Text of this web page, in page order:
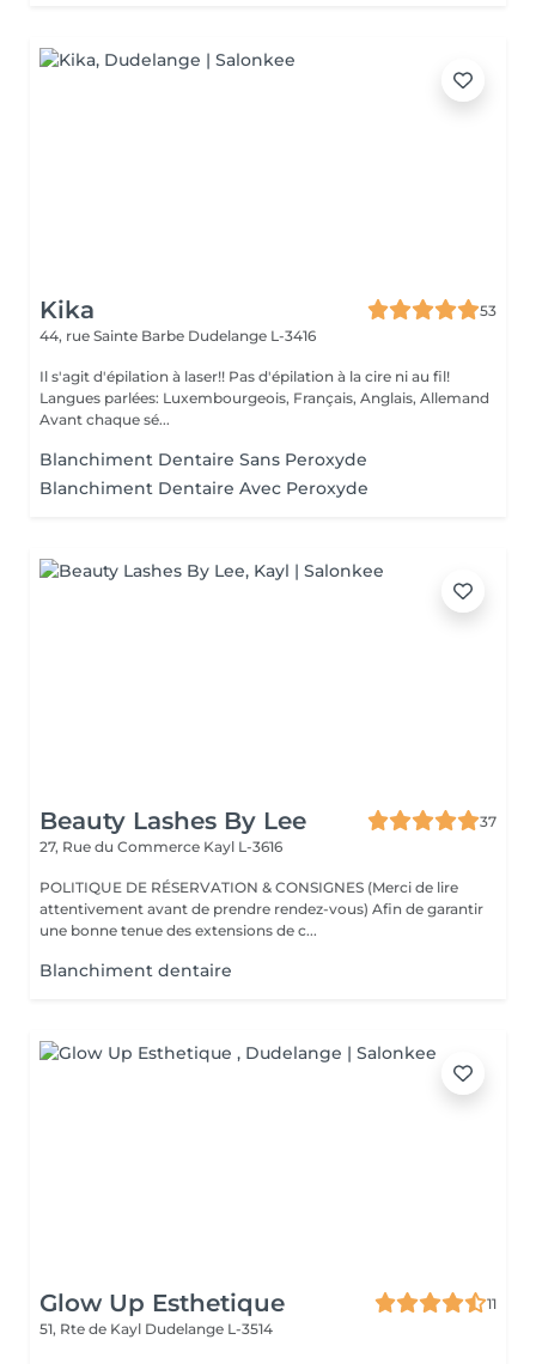
Kika
53
44, rue Sainte Barbe Dudelange L-3416
Il s'agit d'épilation à laser!! Pas d'épilation à la cire ni au fil!
Langues parlées: Luxembourgeois, Français, Anglais, Allemand
Avant chaque sé...
Blanchiment Dentaire Sans Peroxyde
Blanchiment Dentaire Avec Peroxyde
Beauty Lashes By Lee
37
27, Rue du Commerce Kayl L-3616
POLITIQUE DE RÉSERVATION & CONSIGNES (Merci de lire
attentivement avant de prendre rendez-vous) Afin de garantir
une bonne tenue des extensions de c...
Blanchiment dentaire
Glow Up Esthetique
11
51, Rte de Kayl Dudelange L-3514